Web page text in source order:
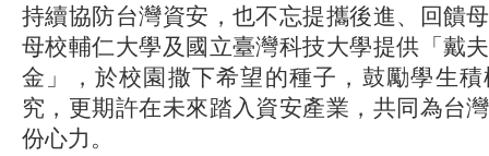
持續協防台灣資安，也不忘提攜後進、回饋
母校輔仁大學及國立臺灣科技大學提供「戴
金」，於校園撒下希望的種子，鼓勵學生
究，更期許在未來踏入資安產業，共同為台
份心力。